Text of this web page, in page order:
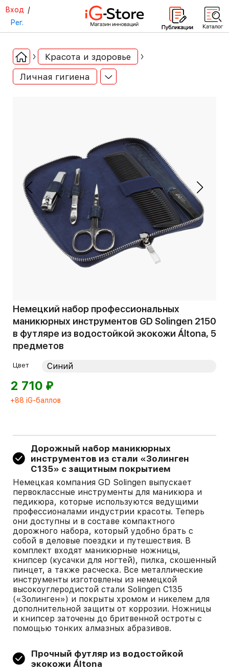
Вход /
Рег.
Красота и здоровье
Личная гигиена
Немецкий набор профессиональных
маникюрных инструментов GD Solingen 2150
в футляре из водостойкой экокожи Áltona, 5
предметов
Цвет
2 710 ⃏
+88 iG-баллов
Дорожный набор маникюрных
инструментов из стали «Золинген
С135» с защитным покрытием
Немецкая компания GD Solingen выпускает
первоклассные инструменты для маникюра и
педикюра, которые используются ведущими
профессионалами индустрии красоты. Теперь
они доступны и в составе компактного
дорожного набора, который удобно брать с
собой в деловые поездки и путешествия. В
комплект входят маникюрные ножницы,
книпсер (кусачки для ногтей), пилка, скошенный
пинцет, а также расческа. Все металлические
инструменты изготовлены из немецкой
высокоуглеродистой стали Solingen С135
(«Золинген») и покрыты хромом и никелем для
дополнительной защиты от коррозии. Ножницы
и книпсер заточены до бритвенной остроты с
помощью тонких алмазных абразивов.
Прочный футляр из водостойкой
экокожи Áltona